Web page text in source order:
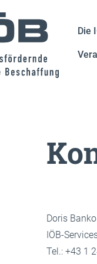
Die
Doris
IÖB-
Tel.: +43 1